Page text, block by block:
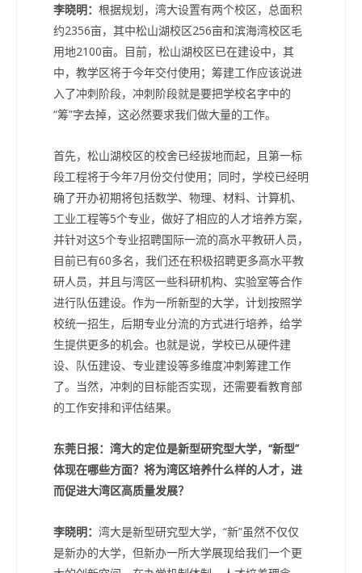
李晓明： 根据规划，湾大设置有两个校区，总面积
约2356亩，其中松山湖校区256亩和滨海湾校区毛
用地2100亩。目前，松山湖校区已在建设中，其
中，教学区将于今年交付使用；筹建工作应该说进
入了冲刺阶段，冲刺阶段就是要把学校名字中的
“筹”字去掉，这必然要求我们做大量的工作。
首先，松山湖校区的校舍已经拔地而起，且第一标
段工程将于今年7月份交付使用；同时，学校已经明
确了开办初期将包括数学、物理、材料、计算机、
工业工程等5个专业，做好了相应的人才培养方案，
并针对这5个专业招聘国际一流的高水平教研人员，
目前已有60多名，我们还在积极招聘更多高水平教
研人员，并且与湾区一些科研机构、实验室等合作
进行队伍建设。作为一所新型的大学，计划按照学
校统一招生，后期专业分流的方式进行培养，给学
生提供更多的机会。也就是说，学校已从硬件建
设、队伍建设、专业建设等多维度冲刺筹建工作
了。当然，冲刺的目标能否实现，还需要看教育部
的工作安排和评估结果。
东莞日报：湾大的定位是新型研究型大学，“新型”
体现在哪些方面？将为湾区培养什么样的人才，进
而促进大湾区高质量发展？
李晓明： 湾大是新型研究型大学，“新”虽然不仅仅
是新办的大学，但新办一所大学展现给我们一个更